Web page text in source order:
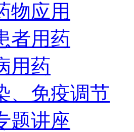
物应用
者用药
用药
、免疫调节
题讲座